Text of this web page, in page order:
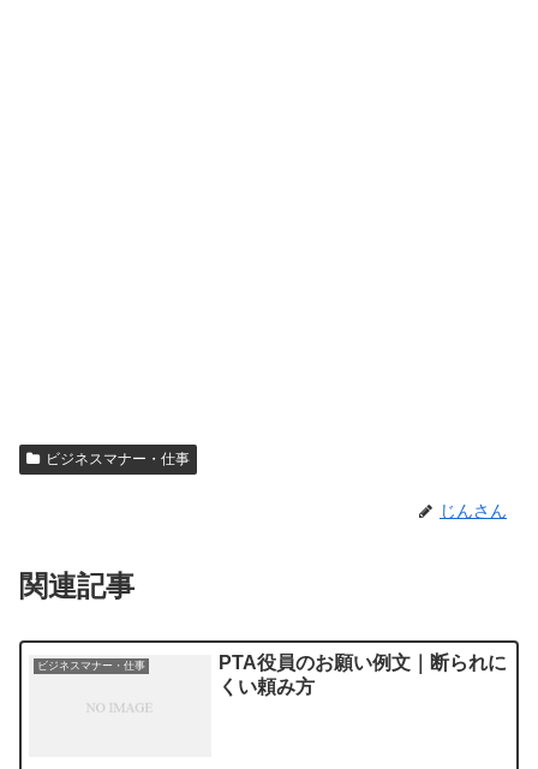
ビジネスマナー・仕事
じんさん
関連記事
ビジネスマナー・仕事
PTA役員のお願い例文｜断られに
くい頼み方